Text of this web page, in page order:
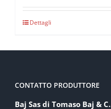
Dettagli
CONTATTO PRODUTTORE
Baj Sas di Tomaso Baj & C.